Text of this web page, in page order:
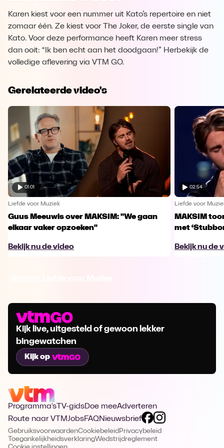
Karen kiest voor een nummer uit Kato’s repertoire en niet
zomaar één. Ze kiest voor The Joker, de eerste single van
Kato. Voor deze performance heeft Karen meer stress
dan ooit: “Ik ben echt aan het doodgaan!” Herbekijk de
volledige aflevering via VTM GO.
Gerelateerde video's
01:01
Liefde voor Muziek
Guus Meeuwis over MAKSIM: "We gaan
elkaar vaker opzoeken"
Bekijk nu de video
02:54
Liefde voor
MAKSIM
met
Bekijk nu de
Kijk live, uitgesteld of gewoon lekker
bingewatchen
Kijk op
Programma's TV-gidsDoe meeAdverteren
Route naar VTMJobsFAQNieuwsbrief
GebruiksvoorwaardenCookiebeleid Privacybeleid
ToegankelijkheidsverklaringWedstrijdreglement